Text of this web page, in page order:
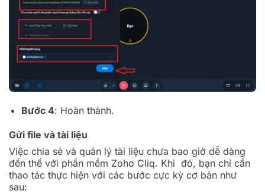
Bước 4: Hoàn thành.
Gửi file và tài liệu
Việc chia sẻ và quản lý tài liệu chưa bao giờ dễ dàng
đến thế với phần mềm Zoho Cliq. Khi đó, bạn chỉ cần
thao tác thực hiện với các bước cực kỳ cơ bản như
sau: